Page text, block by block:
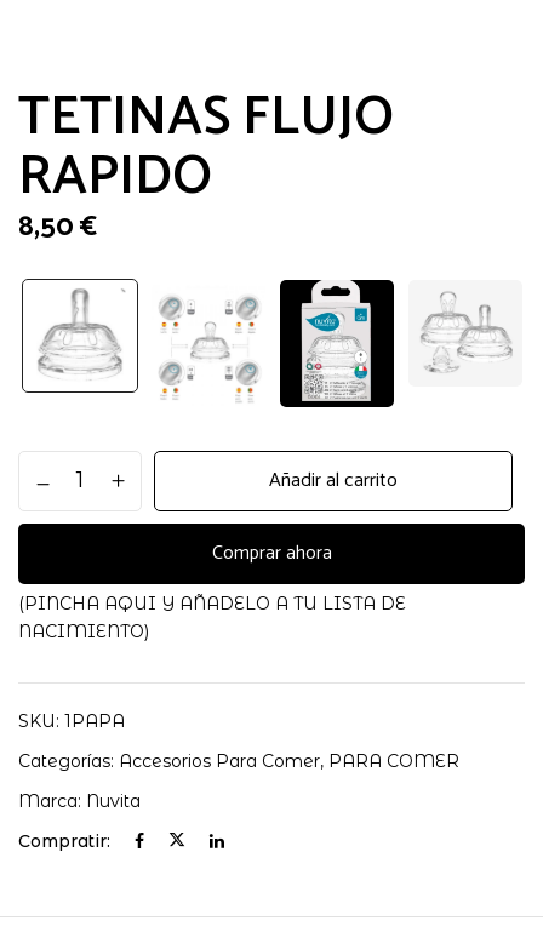
TETINAS FLUJO
RAPIDO
8,50€
FLUJO
RAPIDO
Añadir al carrito
Comprar ahora
(PINCHA AQUI Y AÑADELO A TU LISTA DE
NACIMIENTO)
SKU: 1PAPA
Categorías: Accesorios Para Comer, PARA COMER
Marca: Nuvita
Compratir: